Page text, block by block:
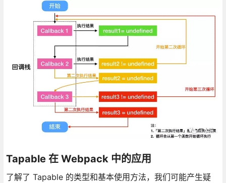
Tapable 在 Webpack 中的应用
了解了 Tapable 的类型和基本使用方法，我们可能产生疑